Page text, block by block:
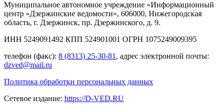
Муниципальное автономное учреждение «Информационный
центр «Дзержинские ведомости», 606000, Нижегородская
область, г. Дзержинск, пр. Дзержинского, д. 9.
ИНН 5249091492 КПП 524901001 ОГРН 1075249009395
телефон (факс): 8 (8313) 25-30-81 , адрес электронной почты:
dzved@mail.ru
Политика обработки персональных данных
Сетевое издание: https://D-VED.RU